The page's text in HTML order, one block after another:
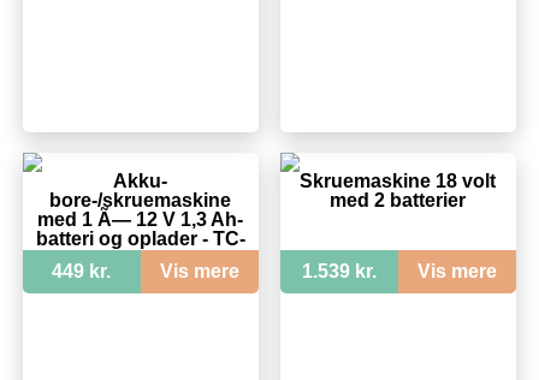
Akku-
bore-/skruemaskine
med 1 Ã— 12 V 1,3 Ah-
batteri og oplader - TC-
449 kr. Vis mere
Skruemaskine 18 volt
med 2 batterier
1.539 kr. Vis mere